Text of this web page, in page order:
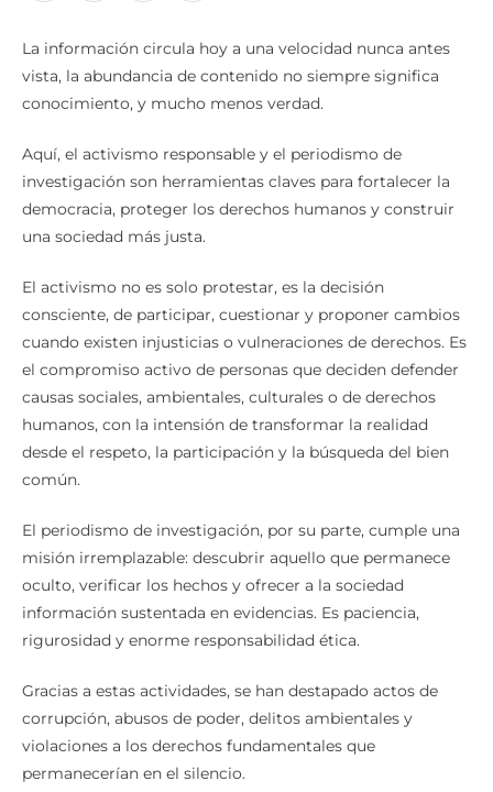
La información circula hoy a una velocidad nunca antes
vista, la abundancia de contenido no siempre significa
conocimiento, y mucho menos verdad.
Aquí, el activismo responsable y el periodismo de
investigación son herramientas claves para fortalecer la
democracia, proteger los derechos humanos y construir
una sociedad más justa.
El activismo no es solo protestar, es la decisión
consciente, de participar, cuestionar y proponer cambios
cuando existen injusticias o vulneraciones de derechos. Es
el compromiso activo de personas que deciden defender
causas sociales, ambientales, culturales o de derechos
humanos, con la intensión de transformar la realidad
desde el respeto, la participación y la búsqueda del bien
común.
El periodismo de investigación, por su parte, cumple una
misión irremplazable: descubrir aquello que permanece
oculto, verificar los hechos y ofrecer a la sociedad
información sustentada en evidencias. Es paciencia,
rigurosidad y enorme responsabilidad ética.
Gracias a estas actividades, se han destapado actos de
corrupción, abusos de poder, delitos ambientales y
violaciones a los derechos fundamentales que
permanecerían en el silencio.